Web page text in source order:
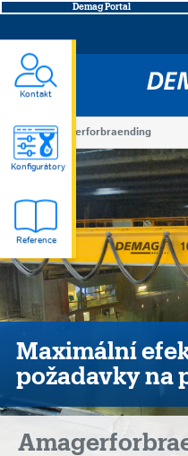
Demag Portal
You
are
here
Amagerforbraending
Kontakt
Konfigurátory
Reference
Maximální
požadavky na